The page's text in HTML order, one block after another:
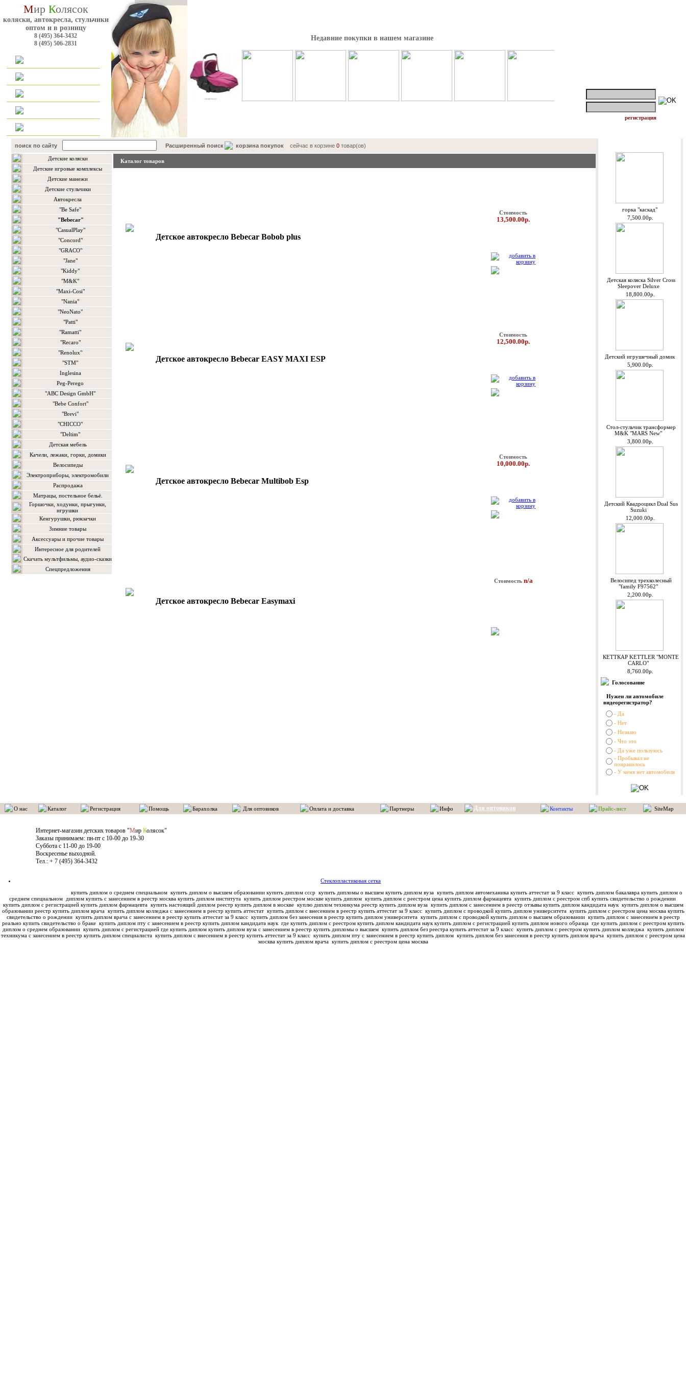
Мир Колясок
коляски, автокресла, стульчики
оптом и в розницу
8 (495) 364-3432
8 (495) 506-2831
Недавние покупки в нашем магазине
регистрация
поиск по сайту Расширенный поиск корзина покупоксейчас в корзине 0товар(ов)
Детские коляски
Детские игровые комплексы
Детские манежи
Детские стульчики
Автокресла
"Be Safe"
"Bebecar"
"CasualPlay"
"Concord"
"GRACO"
"Jane"
"Kiddy"
"M&K"
"Maxi-Cosi"
"Nania"
"NeoNato"
"Patti"
"Ramatti"
"Recaro"
"Renolux"
"STM"
Inglesina
Peg-Perego
"ABC Design GmbH"
"Bebe Confort"
"Brevi"
"CHICCO"
"Deltim"
Детская мебель
Качели, лежаки, горки, домики
Велосипеды
Электроприборы, электромобили
Распродажа
Матрацы, постельное бельё.
Горшочки, ходунки, прыгунки,
игрушки
Кенгурушки, рюкзачки
Зимние товары
Аксессуары и прочие товары
Интересное для родителей
Скачать мультфильмы, аудио-сказки
Спецпредложения
Каталог товаров
Детское автокресло Bebecar Bobob plus
Стоимость
13,500.00р.
Детское автокресло Bebecar EASY MAXI ESP
Стоимость
12,500.00р.
Детское автокресло Bebecar Multibob Esp
Стоимость
10,000.00р.
Детское автокресло Bebecar Easymaxi
Стоимость n/a
горкa "каскад"
7,500.00р.
Детская коляска Silver Cross
Sleepover Deluxe
18,800.00р.
Детский игрушечный домик
5,900.00р.
Стол-стульчик трансформер
M&K "MARS New"
3,800.00р.
Детский Квадроцикл Dual Sus
Suzuki
12,000.00р.
Велосипед трехколесный
"family F97562"
2,200.00р.
КЕТТКАР KETTLER "MONTE
CARLO"
8,760.00р.
Голосование
Нужен ли автомобиле
видеорегистратор?
- Да
- Нет
- Незнаю
- Что это
- Да уже пользуюсь
- Пробывал не
понравилось
- У меня нет автомобиля
О нас Каталог Регистрация Помощь Барахолка Для оптовиков Оплата и доставка Партнеры Инфо Для оптовиков Контакты Прайс-лист SiteMap
Интернет-магазин детских товаров "Мир Колясок"
Заказы принимаем: пн-пт с 10-00 до 19-30
Суббота с 11-00 до 19-00
Воскресенье выходной.
Тел.: + 7 (495) 364-3432
Стеклопластиковая сетка
купить диплом о среднем специальном купить диплом о высшем образовании купить диплом ссср купить дипломы о высшем купить диплом вуза купить диплом автомеханика купить аттестат за 9 класс купить диплом бакалавра купить диплом о
среднем специальном диплом купить с занесением в реестр москва купить диплом института купить диплом реестром москве купить диплом купить диплом с реестром цена купить диплом фармацевта купить диплом с реестром спб купить свидетельство о рождении
купить диплом с регистрацией купить диплом фармацевта купить настоящий диплом реестр купить диплом в москве куплю диплом техникума реестр купить диплом вуза купить диплом с занесением в реестр отзывы купить диплом кандидата наук купить диплом о высшем
образовании реестр купить диплом врача купить диплом колледжа с занесением в реестр купить аттестат купить диплом с внесением в реестр купить аттестат за 9 класс купить диплом с проводкой купить диплом университета купить диплом с реестром цена москва купить
свидетельство о рождении купить диплом врача с занесением в реестр купить аттестат за 9 класс купить диплом без занесения в реестр купить диплом университета купить диплом с проводкой купить диплом о высшем образовании купить диплом с занесением в реестр
реально купить свидетельство о браке купить диплом пту с занесением в реестр купить диплом кандидата наук где купить диплом с реестром купить диплом кандидата наук купить диплом с регистрацией купить диплом нового образца где купить диплом с реестром купить
диплом о среднем образовании купить диплом с регистрацией где купить диплом купить диплом вуза с занесением в реестр купить дипломы о высшем купить диплом без реестра купить аттестат за 9 класс купить диплом с реестром купить диплом колледжа купить диплом
техникума с занесением в реестр купить диплом специалиста купить диплом с внесением в реестр купить аттестат за 9 класс купить диплом пту с занесением в реестр купить диплом купить диплом без занесения в реестр купить диплом врача купить диплом с реестром цена
москва купить диплом врача купить диплом с реестром цена москва